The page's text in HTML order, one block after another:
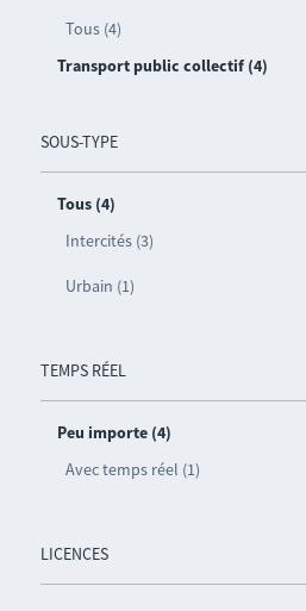
Tous (4)
Transport public collectif (4)
SOUS-TYPE
Tous (4)
Intercités (3)
Urbain (1)
TEMPS RÉEL
Peu importe (4)
Avec temps réel (1)
LICENCES